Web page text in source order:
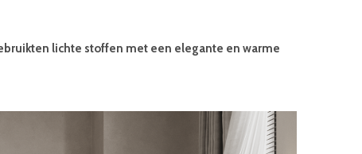
lichte stoffen met een elegante en warme